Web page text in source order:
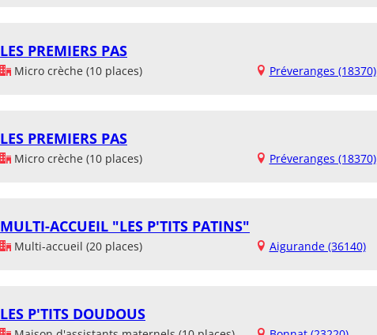
LES PREMIERS PAS
Micro crèche (10 places) Préveranges (18370)
LES PREMIERS PAS
Micro crèche (10 places) Préveranges (18370)
MULTI-ACCUEIL "LES P'TITS PATINS"
Multi-accueil (20 places) Aigurande (36140)
LES P'TITS DOUDOUS